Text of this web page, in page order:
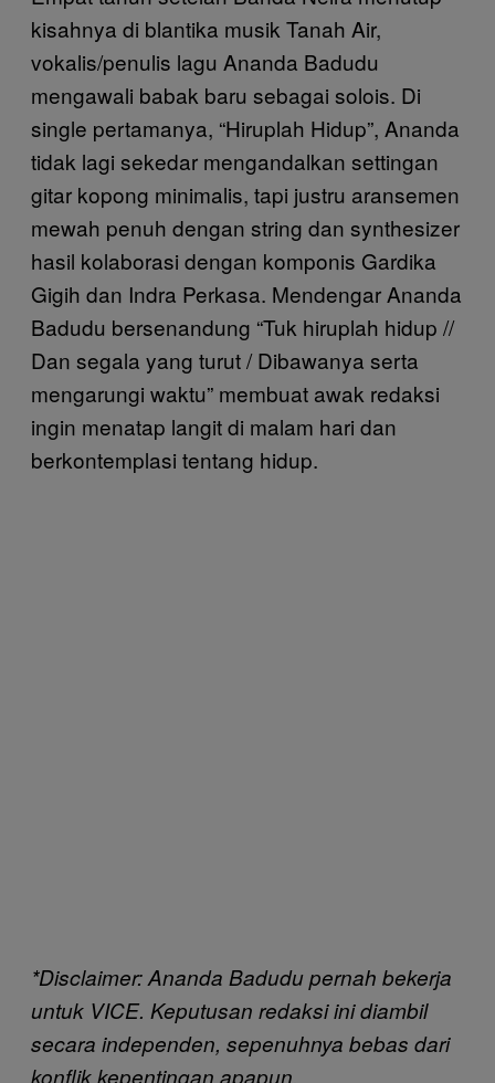
kisahnya di blantika musik Tanah Air,
vokalis/penulis lagu Ananda Badudu
mengawali babak baru sebagai solois. Di
single pertamanya, “Hiruplah Hidup”, Ananda
tidak lagi sekedar mengandalkan settingan
gitar kopong minimalis, tapi justru aransemen
mewah penuh dengan string dan synthesizer
hasil kolaborasi dengan komponis Gardika
Gigih dan Indra Perkasa. Mendengar Ananda
Badudu bersenandung “Tuk hiruplah hidup //
Dan segala yang turut / Dibawanya serta
mengarungi waktu” membuat awak redaksi
ingin menatap langit di malam hari dan
berkontemplasi tentang hidup.
*Disclaimer: Ananda Badudu pernah bekerja
untuk VICE. Keputusan redaksi ini diambil
secara independen, sepenuhnya bebas dari
konflik kepentingan apapun.